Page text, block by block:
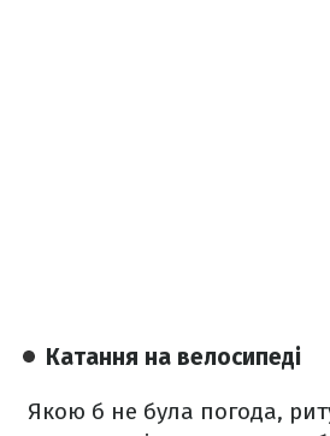
Катання на велосипеді
Якою б не була погода,